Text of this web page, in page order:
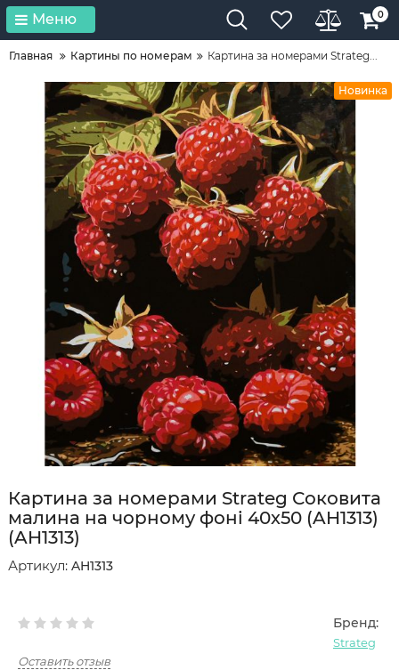
Меню 0
Главная Картины по номерам Картина за номерами Strateg...
Новинка
Картина за номерами Strateg Соковита
малина на чорному фоні 40х50 (AH1313)
(AH1313)
Артикул: AH1313
Бренд:
Strateg
Оставить отзыв